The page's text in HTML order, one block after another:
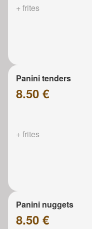
+ frites
Panini tenders
8.50 €
+ frites
Panini nuggets
8.50 €